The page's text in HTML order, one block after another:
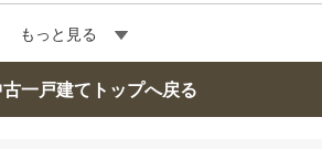
もっと見る
一戸建てトップへ戻る